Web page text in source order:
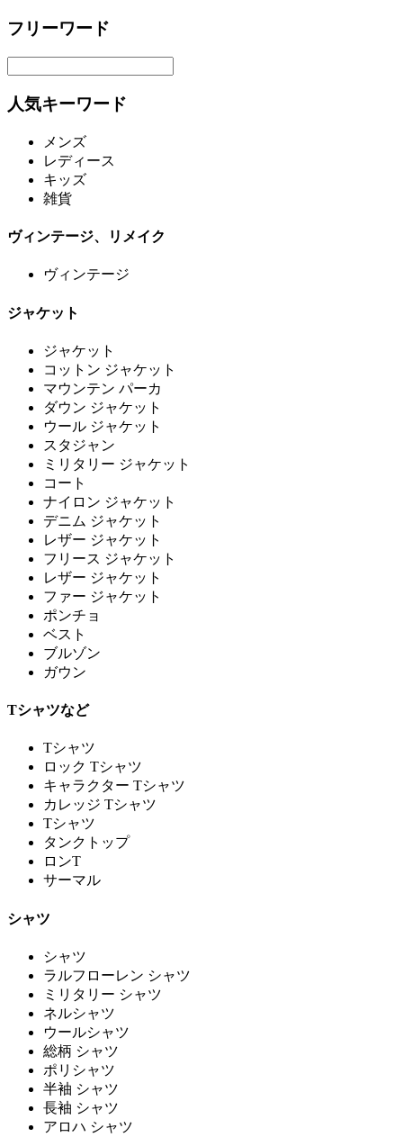
フリーワード
人気キーワード
メンズ
レディース
キッズ
雑貨
ヴィンテージ、リメイク
ヴィンテージ
ジャケット
ジャケット
コットン ジャケット
マウンテン パーカ
ダウン ジャケット
ウール ジャケット
スタジャン
ミリタリー ジャケット
コート
ナイロン ジャケット
デニム ジャケット
レザー ジャケット
フリース ジャケット
レザー ジャケット
ファー ジャケット
ポンチョ
ベスト
ブルゾン
ガウン
Tシャツなど
Tシャツ
ロック Tシャツ
キャラクター Tシャツ
カレッジ Tシャツ
Tシャツ
タンクトップ
ロンT
サーマル
シャツ
シャツ
ラルフローレン シャツ
ミリタリー シャツ
ネルシャツ
ウールシャツ
総柄 シャツ
ポリシャツ
半袖 シャツ
長袖 シャツ
アロハ シャツ